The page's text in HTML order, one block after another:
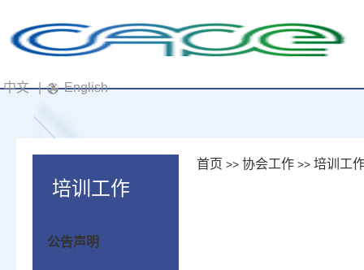
中文 | English
培训工作
公告声明
首页 >> 协会工作>> 培训工